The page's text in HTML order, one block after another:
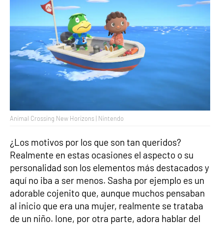
Animal Crossing New Horizons | Nintendo
¿Los motivos por los que son tan queridos?
Realmente en estas ocasiones el aspecto o su
personalidad son los elementos más destacados y
aquí no iba a ser menos. Sasha por ejemplo es un
adorable cojenito que, aunque muchos pensaban
al inicio que era una mujer, realmente se trataba
de un niño. Ione, por otra parte, adora hablar del